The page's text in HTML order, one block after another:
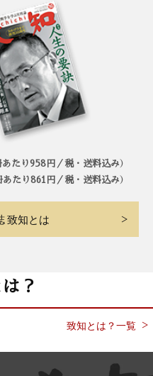
たり958円／税・送料込み）
たり861円／税・送料込み）
致知とは
？
致知とは？一覧